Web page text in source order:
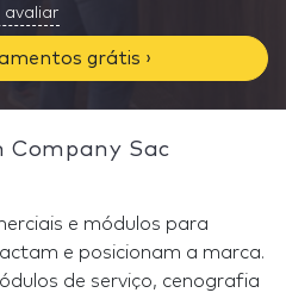
avaliar
grátis ›
Company Sac
e módulos para
e posicionam a marca.
de serviço, cenografia